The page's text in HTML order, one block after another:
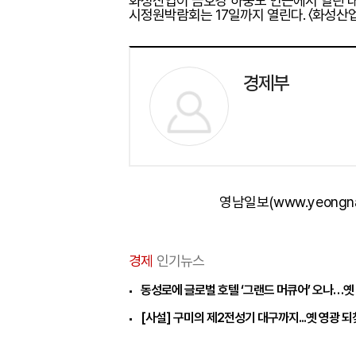
시정원박람회는 17일까지 열린다. 〈화성산
경제부
영남일보
경제 인기뉴스
동성로에 글로벌 호텔 ‘그랜드 머큐어’ 오나…
[사설] 구미의 제2전성기 대구까지...옛 영광 되